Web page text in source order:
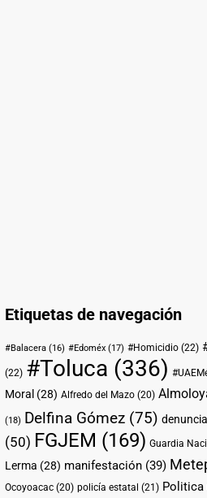
Etiquetas de navegación
#Balacera (16) #Edoméx (17) #Homicidio (22)
(22) #Toluca (336)
Moral (28) Alfredo del Mazo (20)
(18) Delfina Gómez (75) denuncia
(50) FGJEM (169) Guardia
Lerma (28) manifestación (39)
Ocoyoacac (20) policía estatal (21) Politica